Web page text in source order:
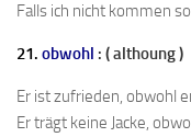
Falls ich nicht kommen
21. obwohl : ( althoung )
Er ist zufrieden, obwohl
Er trägt keine Jacke,